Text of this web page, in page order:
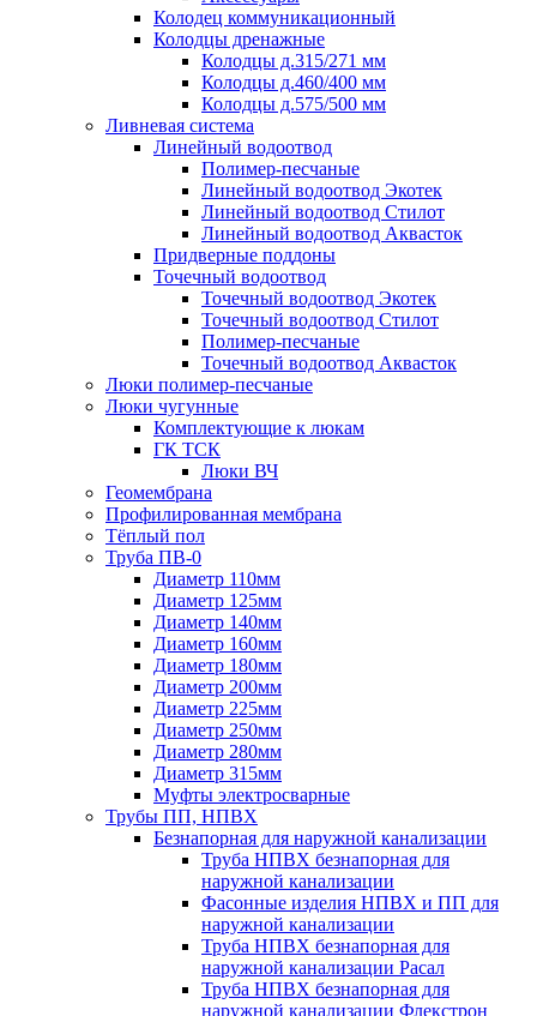
Колодец коммуникационный
Колодцы дренажные
Колодцы д.315/271 мм
Колодцы д.460/400 мм
Колодцы д.575/500 мм
Ливневая система
Линейный водоотвод
Полимер-песчаные
Линейный водоотвод Экотек
Линейный водоотвод Стилот
Линейный водоотвод Аквасток
Придверные поддоны
Точечный водоотвод
Точечный водоотвод Экотек
Точечный водоотвод Стилот
Полимер-песчаные
Точечный водоотвод Аквасток
Люки полимер-песчаные
Люки чугунные
Комплектующие к люкам
ГК ТСК
Люки ВЧ
Геомембрана
Профилированная мембрана
Тёплый пол
Труба ПВ-0
Диаметр 110мм
Диаметр 125мм
Диаметр 140мм
Диаметр 160мм
Диаметр 180мм
Диаметр 200мм
Диаметр 225мм
Диаметр 250мм
Диаметр 280мм
Диаметр 315мм
Муфты электросварные
Трубы ПП, НПВХ
Безнапорная для наружной канализации
Труба НПВХ безнапорная для
наружной канализации
Фасонные изделия НПВХ и ПП для
наружной канализации
Труба НПВХ безнапорная для
наружной канализации Расал
Труба НПВХ безнапорная для
наружной канализации Флекстрон